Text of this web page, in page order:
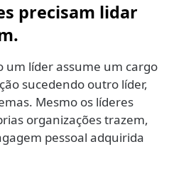
precisam lidar
um líder assume um cargo
sucedendo outro líder,
Mesmo os líderes
organizações trazem,
pessoal adquirida